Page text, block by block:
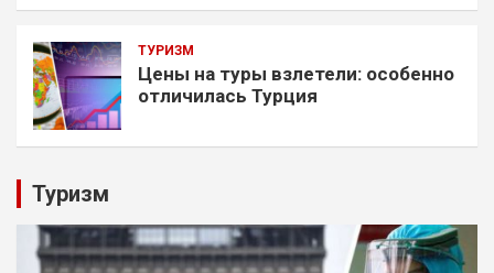
ТУРИЗМ
Цены на туры взлетели: особенно
отличилась Турция
Туризм